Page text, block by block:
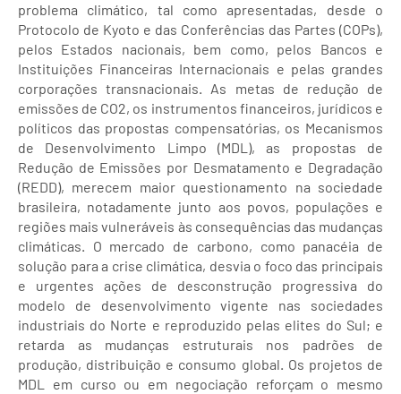
problema climático, tal como apresentadas, desde o
Protocolo de Kyoto e das Conferências das Partes (COPs),
pelos Estados nacionais, bem como, pelos Bancos e
Instituições Financeiras Internacionais e pelas grandes
corporações transnacionais. As metas de redução de
emissões de CO2, os instrumentos financeiros, jurídicos e
políticos das propostas compensatórias, os Mecanismos
de Desenvolvimento Limpo (MDL), as propostas de
Redução de Emissões por Desmatamento e Degradação
(REDD), merecem maior questionamento na sociedade
brasileira, notadamente junto aos povos, populações e
regiões mais vulneráveis às consequências das mudanças
climáticas. O mercado de carbono, como panacéia de
solução para a crise climática, desvia o foco das principais
e urgentes ações de desconstrução progressiva do
modelo de desenvolvimento vigente nas sociedades
industriais do Norte e reproduzido pelas elites do Sul; e
retarda as mudanças estruturais nos padrões de
produção, distribuição e consumo global. Os projetos de
MDL em curso ou em negociação reforçam o mesmo